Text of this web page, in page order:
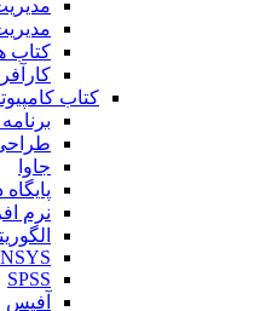
کتاب
کتاب
جاوا
پایگاه
نرم
SPSS
آفیس